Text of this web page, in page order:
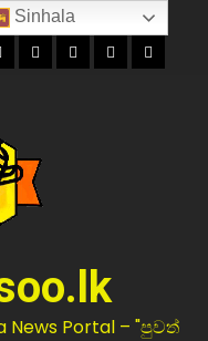
News Portal – "පුවත්
Sinhala